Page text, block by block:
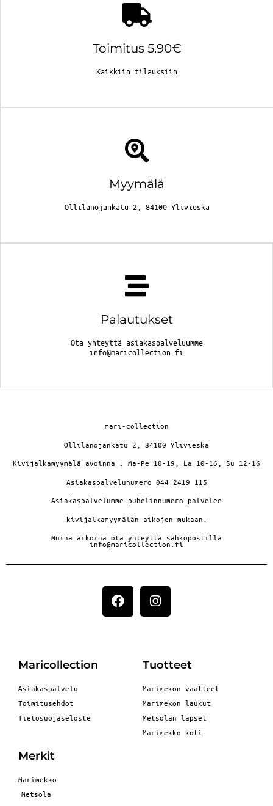
Toimitus 5.90€
Kaikkiin tilauksiin
Myymälä
Ollilanojankatu 2, 84100 Ylivieska
Palautukset
Ota yhteyttä asiakaspalveluumme
info@maricollection.fi
mari-collection
Ollilanojankatu 2, 84100 Ylivieska
Kivijalkamyymälä avoinna : Ma-Pe 10-19, La 10-16, Su 12-16
Asiakaspalvelunumero 044 2419 115
Asiakaspalvelumme puhelinnumero palvelee
kivijalkamyymälän aikojen mukaan.
Muina aikoina ota yhteyttä sähköpostilla
info@maricollection.fi
Maricollection
Asiakaspalvelu
Toimitusehdot
Tietosuojaseloste
Tuotteet
Marimekon vaatteet
Marimekon laukut
Metsolan lapset
Marimekko koti
Merkit
Marimekko
Metsola